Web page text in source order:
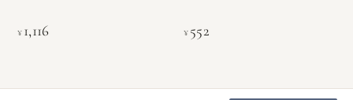
¥1,116 ¥552